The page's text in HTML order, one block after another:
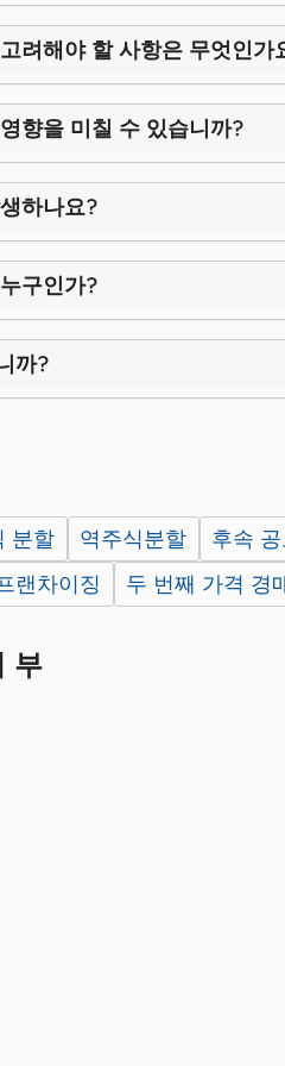
려해야 할 사항은 무엇인가
향을 미칠 수 있습니까?
하나요?
구인가?
까?
분할 역주식분할
후속
랜차이징 두 번째 가격 경
부